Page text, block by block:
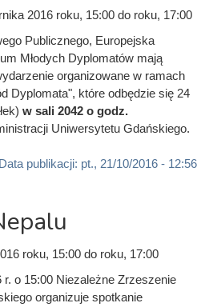
2016 roku, 15:00 do roku, 17:00
Publicznego, Europejska
Młodych Dyplomatów mają
organizowane w ramach
Dyplomata", które odbędzie się 24
w sali 2042 o godz.
Uniwersytetu Gdańskiego.
Data publikacji: pt., 21/10/2016 - 12:56
roku, 15:00 do roku, 17:00
o 15:00 Niezależne Zrzeszenie
organizuje spotkanie